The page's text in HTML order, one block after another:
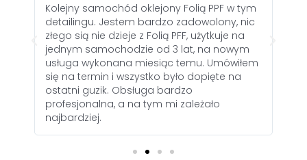
Kolejny samochód oklejony Folią PPF w tym
detailingu. Jestem bardzo zadowolony, nic
złego sią nie dzieje z Folią PFF, użytkuje na
jednym samochodzie od 3 lat, na nowym
usługa wykonana miesiąc temu. Umówiłem
się na termin i wszystko było dopięte na
ostatni guzik. Obsługa bardzo
profesjonalna, a na tym mi zależało
najbardziej.